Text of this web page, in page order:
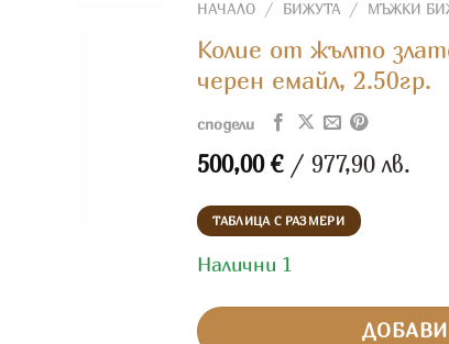
НАЧАЛО / БИЖУТА / МЪЖКИ
Колие от жълто
черен емайл, 2.50гр.
сподели
500,00 €/ 977,90 лв.
ТАБЛИЦА С РАЗМЕРИ
Налични 1